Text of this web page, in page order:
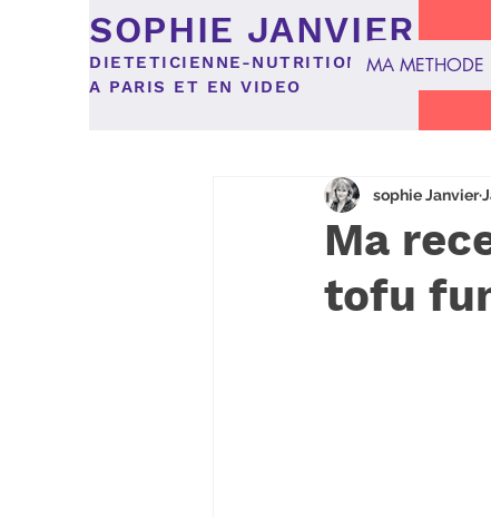
SOPHIE JANVIER
DIETETICIENNE-NUTRITIONNISTE
A PARIS ET EN VIDEO
MA METHODE
Ma
tofu
sophie Janvier